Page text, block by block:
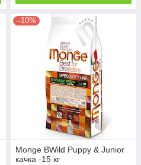
–10%
Monge BWild Puppy & Junior
качка -15 кг